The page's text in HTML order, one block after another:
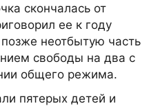
скончалась от
ее к году
неотбытую часть
свободы на два с
общего режима.
пятерых детей и